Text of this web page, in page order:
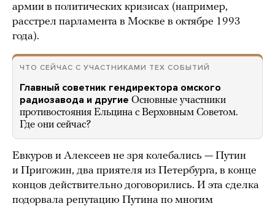
армии в политических кризисах (например,
расстрел парламента в Москве в октябре 1993
года).
ЧТО СЕЙЧАС С УЧАСТНИКАМИ ТЕХ СОБЫТИЙ
Главный советник гендиректора омского
радиозавода и другие Основные участники
противостояния Ельцина с Верховным Советом.
Где они сейчас?
Евкуров и Алексеев не зря колебались — Путин
и Пригожин, два приятеля из Петербурга, в конце
концов действительно договорились. И эта сделка
подорвала репутацию Путина по многим